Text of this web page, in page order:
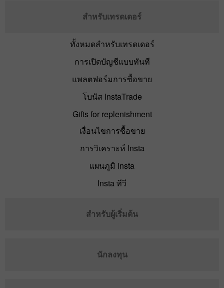
สำหรับเทรดเดอร์
ทั้งหมดสำหรับเทรดเดอร์
การเปิดบัญชีแบบทันที
แพลตฟอร์มการซื้อขาย
โบนัส InstaTrade
Gifts for replenishment
เงื่อนไขการซื้อขาย
การวิเคราะห์ Insta
แผนภูมิ Insta
Insta ทีวี
สำหรับผู้เริ่มต้น
นักลงทุน